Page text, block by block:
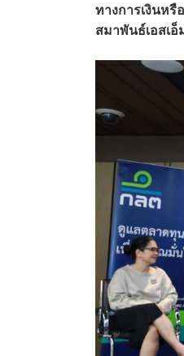
ทางการเงินห
สมาพันธ์เอสเ